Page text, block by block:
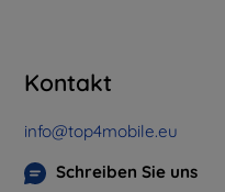
Kontakt
info@top4mobile.eu
Schreiben Sie uns